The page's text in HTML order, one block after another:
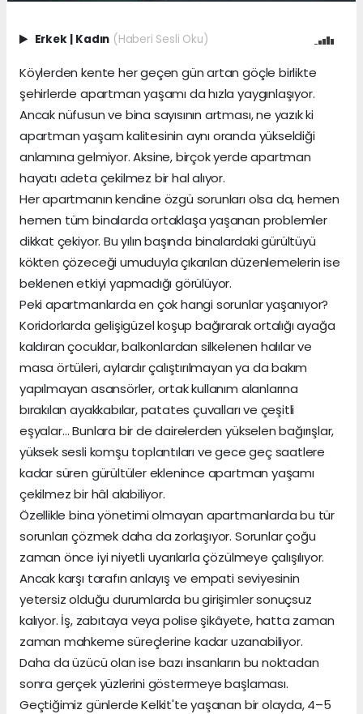
Erkek | Kadın (Haberi Sesli Oku)
Köylerden kente her geçen gün artan göçle birlikte
şehirlerde apartman yaşamı da hızla yaygınlaşıyor.
Ancak nüfusun ve bina sayısının artması, ne yazık ki
apartman yaşam kalitesinin aynı oranda yükseldiği
anlamına gelmiyor. Aksine, birçok yerde apartman
hayatı adeta çekilmez bir hal alıyor.
Her apartmanın kendine özgü sorunları olsa da, hemen
hemen tüm binalarda ortaklaşa yaşanan problemler
dikkat çekiyor. Bu yılın başında binalardaki gürültüyü
kökten çözeceği umuduyla çıkarılan düzenlemelerin ise
beklenen etkiyi yapmadığı görülüyor.
Peki apartmanlarda en çok hangi sorunlar yaşanıyor?
Koridorlarda gelişigüzel koşup bağırarak ortalığı ayağa
kaldıran çocuklar, balkonlardan silkelenen halılar ve
masa örtüleri, aylardır çalıştırılmayan ya da bakım
yapılmayan asansörler, ortak kullanım alanlarına
bırakılan ayakkabılar, patates çuvalları ve çeşitli
eşyalar… Bunlara bir de dairelerden yükselen bağırışlar,
yüksek sesli komşu toplantıları ve gece geç saatlere
kadar süren gürültüler eklenince apartman yaşamı
çekilmez bir hâl alabiliyor.
Özellikle bina yönetimi olmayan apartmanlarda bu tür
sorunları çözmek daha da zorlaşıyor. Sorunlar çoğu
zaman önce iyi niyetli uyarılarla çözülmeye çalışılıyor.
Ancak karşı tarafın anlayış ve empati seviyesinin
yetersiz olduğu durumlarda bu girişimler sonuçsuz
kalıyor. İş, zabıtaya veya polise şikâyete, hatta zaman
zaman mahkeme süreçlerine kadar uzanabiliyor.
Daha da üzücü olan ise bazı insanların bu noktadan
sonra gerçek yüzlerini göstermeye başlaması.
Geçtiğimiz günlerde Kelkit'te yaşanan bir olayda, 4–5